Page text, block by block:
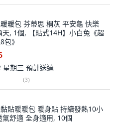
暖包 芬蒂思 桐灰 平安龜 快樂
天, 1個, 【貼式14H】小白兔《超
包》
星期三 預計送達
(3)
貼暖暖包 暖身貼 持續發熱10小
氣舒適 全身適用, 10個